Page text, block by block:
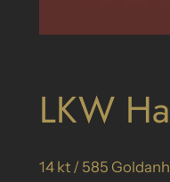
LKW
14 kt / 585